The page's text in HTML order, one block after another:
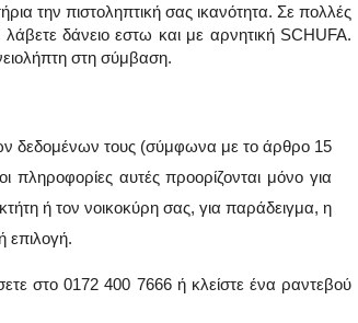
την πιστοληπτική σας ικανότητα. Σε πολλές
δάνειο εστω και με αρνητική SCHUFA.
στη σύμβαση.
δεδομένων τους (σύμφωνα με το άρθρο 15
αυτές προορίζονται μόνο για
ή τον νοικοκύρη σας, για παράδειγμα, η
επιλογή.